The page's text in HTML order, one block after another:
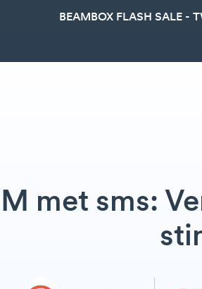
BEAMBOX FLASH SALE -
met sms: